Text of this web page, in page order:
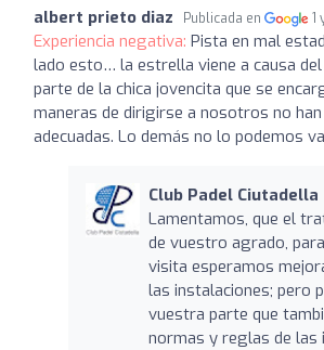
albert prieto diaz Publicada en 1
Experiencia negativa: Pista en mal
lado esto… la estrella viene a causa
parte de la chica jovencita que se
maneras de dirigirse a nosotros no
adecuadas. Lo demás no lo podemos
Club Padel Ciutadella
Lamentamos, que el
de vuestro agrado,
visita esperamos
las instalaciones; pero
vuestra parte que
normas y reglas de las